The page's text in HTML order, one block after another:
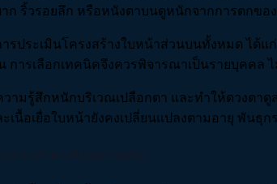
ริ้วรอยลึก หรือหนังตาบนดูหนักจากการตกขอ
ารประเมินโครงสร้างใบหน้าส่วนบนทั้งหมด ไ
ารเลือกเทคนิคจึงควรพิจารณาเป็นรายบุคคล
มรู้สึกหนักบริเวณเปลือกตา และทำให้ดวงต
เนื้อเยื่อใบหน้ายังคงเปลี่ยนแปลงตามอายุ พั